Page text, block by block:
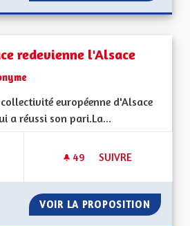
redevienne l'Alsace
européenne d'Alsace
a réussi son pari.La...
49 49 ABONNÉS
SUIVRE
VOIR LA PROPOSITION POUR